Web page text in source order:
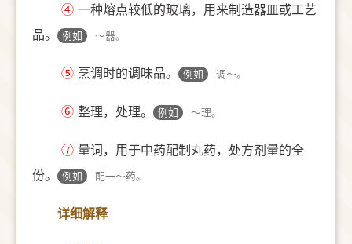
④ 一种熔点较低的玻璃，用来制造器皿或工艺
品。
例如 ～器。
⑤ 烹调时的调味品。 例如 调～。
⑥ 整理，处理。 例如 ～理。
⑦ 量词，用于中药配制丸药，处方剂量的全
份。
例如 配一～药。
详细解释